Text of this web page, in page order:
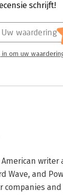
schrijft!
Uw waardering
in om uw
American
Wave, and
companies